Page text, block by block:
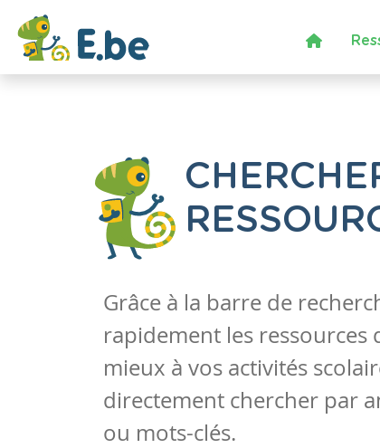
Grâce à la barre de
rapidement les ressources
mieux à vos activités
directement chercher par
ou mots-clés.